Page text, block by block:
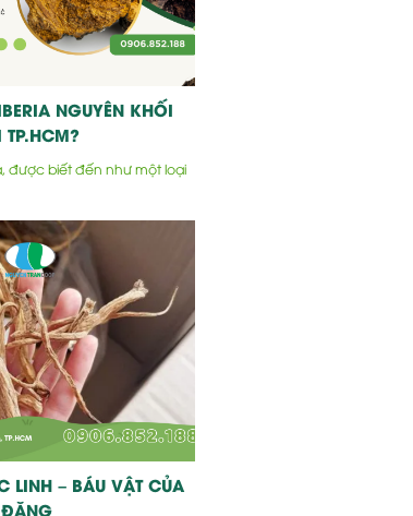
NGUYÊN KHỐI
được biết đến như một loại
LINH – BÁU VẬT CỦA